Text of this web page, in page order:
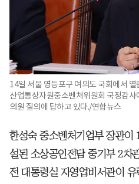
14일 서울 영등포구 여의도 국회에서
산업통상자원중소벤처위원회 국정감
의원 질의에 답하고 있다./연합뉴스
한성숙 중소벤처기업부 장관이
설된 소상공인전담 중기부 2차
전 대통령실 자영업비서관이